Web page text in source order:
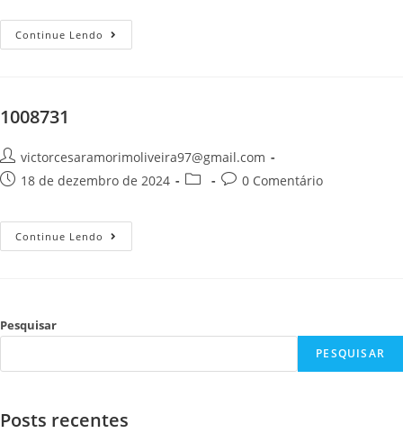
Continue Lendo
1008731
victorcesaramorimoliveira97@gmail.com
18 de dezembro de 2024
0 Comentário
Continue Lendo
Pesquisar
PESQUISAR
Posts recentes